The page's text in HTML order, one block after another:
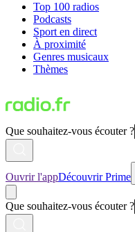
Top 100 radios
Podcasts
Sport en direct
À proximité
Genres musicaux
Thèmes
Que souhaitez-vous écouter ?
Ouvrir l'appDécouvrir Prime
Que souhaitez-vous écouter ?